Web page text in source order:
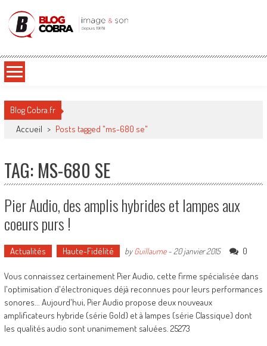
Blog Cobra
Blog Cobra.fr
Accueil > Posts tagged "ms-680 se"
TAG: MS-680 SE
Pier Audio, des amplis hybrides et lampes aux
coeurs purs !
Actualités Haute-Fidélité byGuillaume- 20 janvier 2015 0
Vous connaissez certainement Pier Audio, cette firme spécialisée dans
l'optimisation d'électroniques déjà reconnues pour leurs performances
sonores... Aujourd'hui, Pier Audio propose deux nouveaux
amplificateurs hybride (série Gold) et à lampes (série Classique) dont
les qualités audio sont unanimement saluées. 25273